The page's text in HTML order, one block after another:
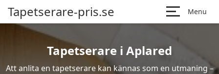
Tapetserare-pris.se Menu
Tapetserare i Aplared
Att anlita en tapetserare kan kännas som en utmaning –